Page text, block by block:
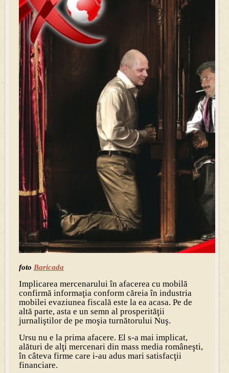
foto Baricada
Implicarea mercenarului în afacerea cu mobilă
confirmă informaţia conform căreia în industria
mobilei evaziunea fiscală este la ea acasa. Pe de
altă parte, asta e un semn al prosperităţii
jurnaliştilor de pe moşia turnătorului Nuş.
Ursu nu e la prima afacere. El s-a mai implicat,
alături de alţi mercenari din mass media româneşti,
în câteva firme care i-au adus mari satisfacţii
financiare.